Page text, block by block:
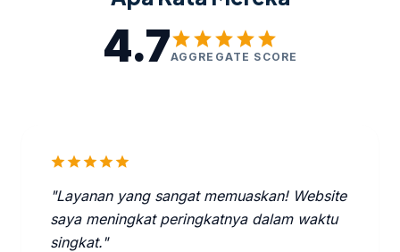
4.7starstarstarstarstar
AGGREGATE SCORE
starstarstarstarstar
"Layanan yang sangat memuaskan! Website
saya meningkat peringkatnya dalam waktu
singkat."